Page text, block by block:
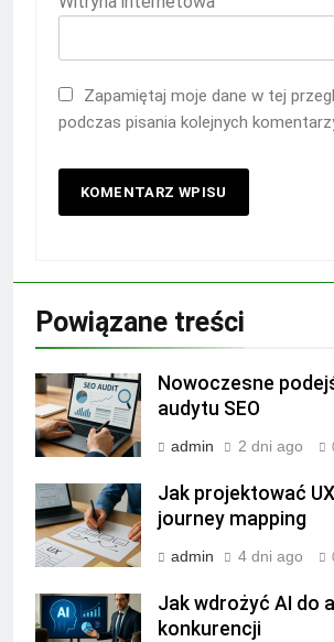
Zapamiętaj moje dane w tej
podczas pisania kolejnych
Powiązane treści
Nowoczesne
audytu SEO
admin 2 dni ago
Jak projektować
journey mapping
admin 4 dni ago
Jak wdrożyć AI do
konkurencji